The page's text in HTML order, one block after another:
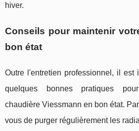
hiver.
Conseils pour maintenir
bon état
Outre l'entretien professionnel, il est
quelques bonnes pratiques
chaudière Viessmann en bon état.
vous de purger régulièrement les